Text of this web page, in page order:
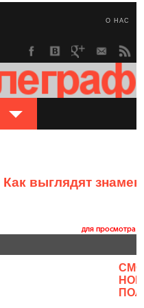
О НАС
Как выглядят